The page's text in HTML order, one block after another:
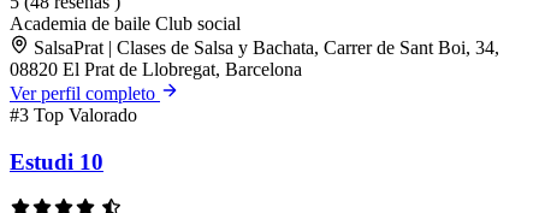
Academia de baile Club social
SalsaPrat | Clases de Salsa y Bachata, Carrer de Sant Boi, 34,
08820 El Prat de Llobregat, Barcelona
Ver perfil completo
#3 Top Valorado
Estudi 10